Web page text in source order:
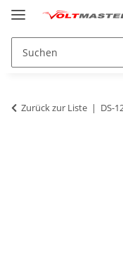
Zurück zur Liste DS-